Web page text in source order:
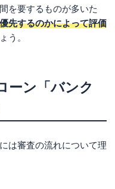
を要するものが多いた
先するのかによって評価
う。
ーン「バンク
は審査の流れについて理